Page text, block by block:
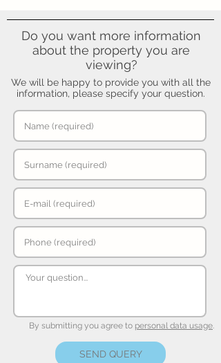
Do you want more information
about the property you are
viewing?
We will be happy to provide you with all the
information, please specify your question.
By submitting you agree to personal data usage.
SEND QUERY